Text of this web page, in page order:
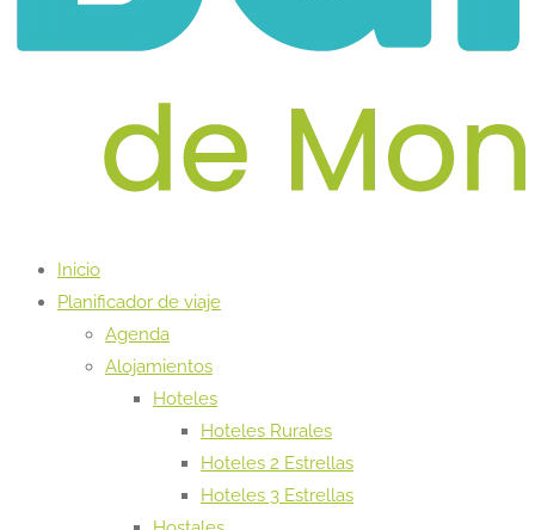
Inicio
Planificador de viaje
Agenda
Alojamientos
Hoteles
Hoteles Rurales
Hoteles 2 Estrellas
Hoteles 3 Estrellas